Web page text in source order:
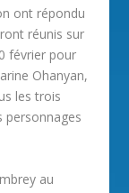
ont répondu
réunis sur
février pour
Ohanyan,
les trois
personnages
au